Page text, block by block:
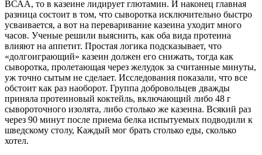
ВСАА, то в казеине лидирует глютамин. И наконец главная
разница состоит в том, что сыворотка исключительно быстро
усваивается, а вот на переваривание казеина уходит много
часов. Ученые решили выяснить, как оба вида протеина
влияют на аппетит. Простая логика подсказывает, что
«долгоиграющий» казеин должен его снижать, тогда как
сыворотка, пролетающая через желудок за считанные минуты,
уж точно сытым не сделает. Исследования показали, что все
обстоит как раз наоборот. Группа добровольцев дважды
приняла протеиновый коктейль, включающий либо 48 г
сывороточного изолята, либо столько же казеина. Всякий раз
через 90 минут после приема белка испытуемых подводили к
шведскому столу, Каждый мог брать столько еды, сколько
хотел.